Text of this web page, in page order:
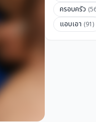
ครอบครัว
แอบเอา (91)